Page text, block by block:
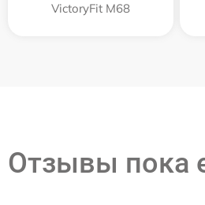
VictoryFit M68
Отзывы пока